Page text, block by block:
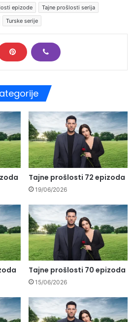
epizode
Tajne prošlosti serija
Turske serije
Tajne prošlosti 72 epizoda
19/06/2026
Tajne prošlosti 70 epizoda
15/06/2026